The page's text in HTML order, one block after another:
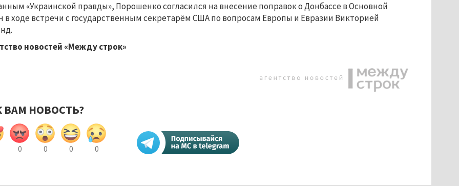
«Украинской правды», Порошенко согласился на внесение поправок о Донбассе в Основной
в ходе встречи с государственным секретарём США по вопросам Европы и Евразии Викторией
новостей «Между строк»
ВАМ НОВОСТЬ?
0 0 0 0